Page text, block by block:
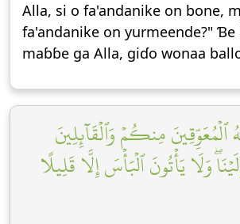
Alla, si o fa'andanike on bone,
fa'andanike on yurmeende?"
maɓɓe ga Alla, giɗo wonaa
ٱلۡمُعَوِّقِينَ مِنكُمۡ وَٱلۡقَآئِلِينَ
وَلَا يَأۡتُونَ ٱلۡبَأۡسَ إِلَّا قَلِيلًا